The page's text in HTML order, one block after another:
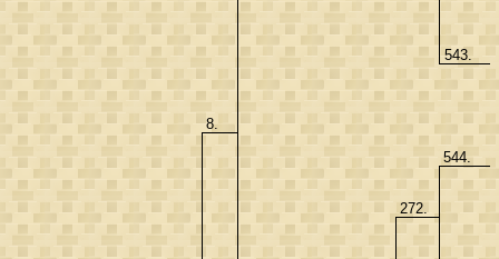
8.
543.
272.
544.